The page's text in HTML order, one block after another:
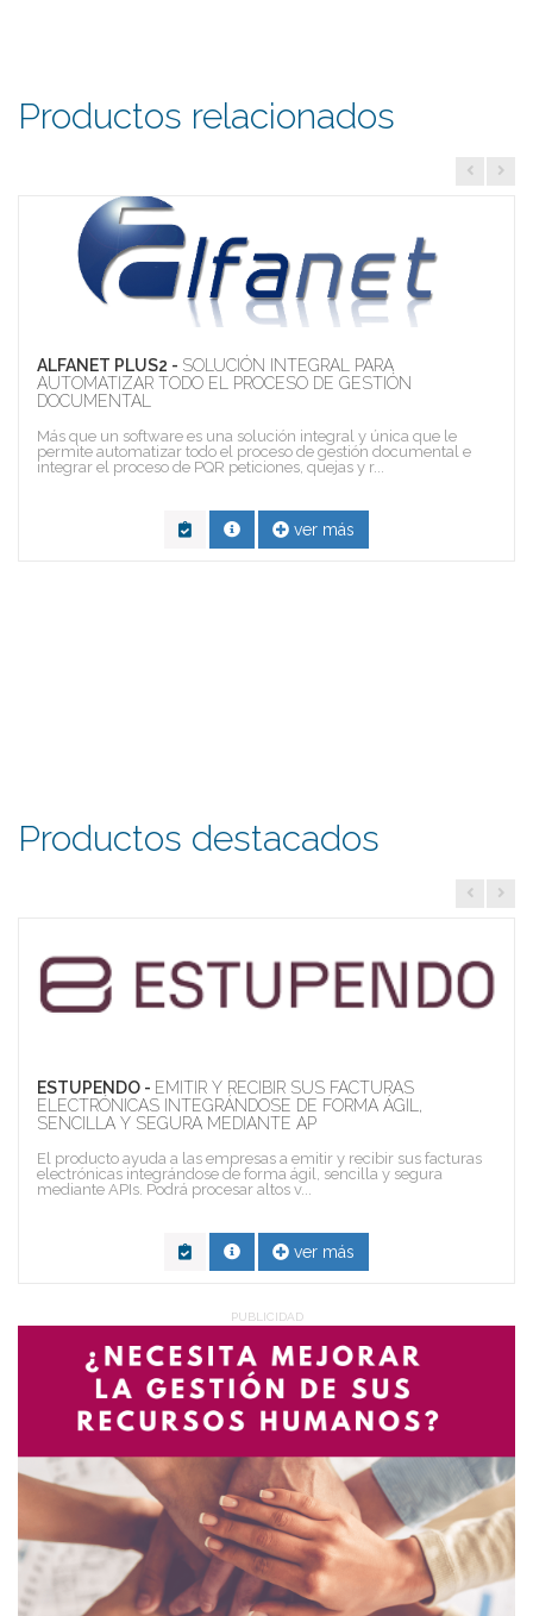
Productos relacionados
ALFANET PLUS2 - SOLUCIÓN INTEGRAL PARA
AUTOMATIZAR TODO EL PROCESO DE GESTIÓN
DOCUMENTAL
Más que un software es una solución integral y única que le
permite automatizar todo el proceso de gestión documental e
integrar el proceso de PQR peticiones, quejas y r...
ver más
Productos destacados
ESTUPENDO - EMITIR Y RECIBIR SUS FACTURAS
ELECTRÓNICAS INTEGRÁNDOSE DE FORMA ÁGIL,
SENCILLA Y SEGURA MEDIANTE AP
El producto ayuda a las empresas a emitir y recibir sus facturas
electrónicas integrándose de forma ágil, sencilla y segura
mediante APIs. Podrá procesar altos v...
ver más
PUBLICIDAD